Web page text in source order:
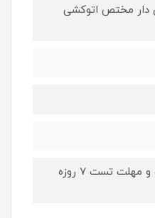
مختص اتوکشی
ضمانت مادام العمر اصالت و مهلت تست ۷ روزه